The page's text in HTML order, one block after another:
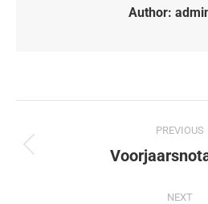
Author:
PREVIOUS
NEXT